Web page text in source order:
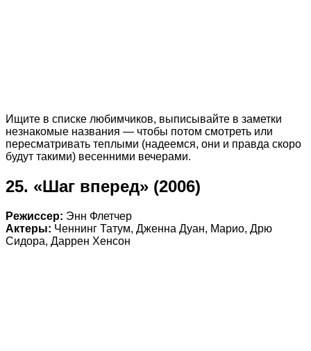
Ищите в списке любимчиков, выписывайте в заметки
незнакомые названия — чтобы потом смотреть или
пересматривать теплыми (надеемся, они и правда скоро
будут такими) весенними вечерами.
25. «Шаг вперед» (2006)
Режиссер: Энн Флетчер
Актеры: Ченнинг Татум, Дженна Дуан, Марио, Дрю
Сидора, Даррен Хенсон